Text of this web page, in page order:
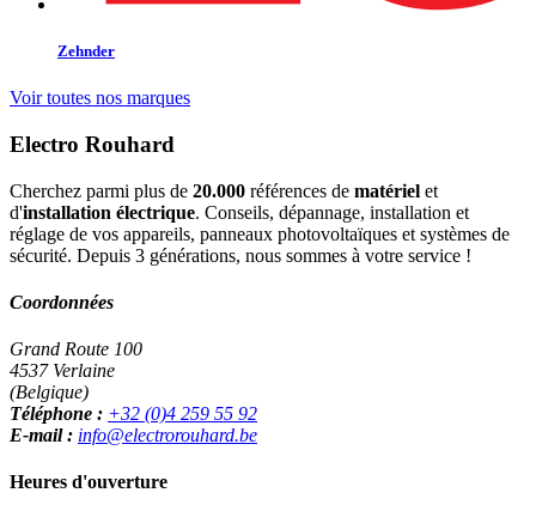
Zehnder
Voir toutes nos marques
Electro Rouhard
Cherchez parmi plus de 20.000 références de matériel et
d'installation électrique. Conseils, dépannage, installation et
réglage de vos appareils, panneaux photovoltaïques et systèmes de
sécurité. Depuis 3 générations, nous sommes à votre service !
Coordonnées
Grand Route 100
4537 Verlaine
(Belgique)
Téléphone : +32 (0)4 259 55 92
E-mail : info@electrorouhard.be
Heures d'ouverture